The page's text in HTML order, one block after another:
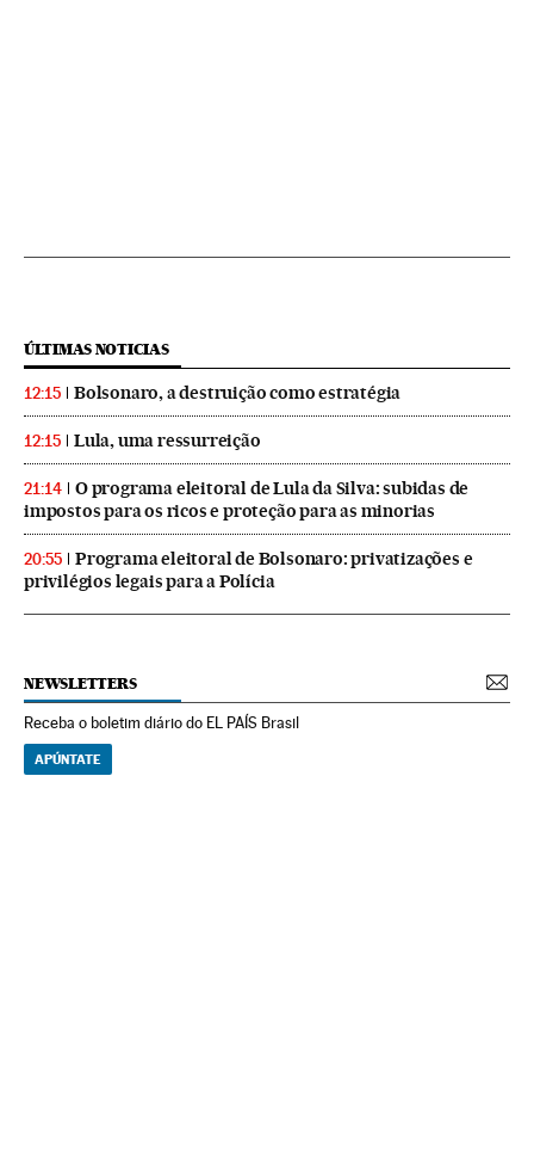
ÚLTIMAS NOTICIAS
12:15 Bolsonaro, a destruição como estratégia
12:15 Lula, uma ressurreição
21:14
O programa eleitoral de Lula da Silva: subidas de
impostos para os ricos e proteção para as minorias
20:55
Programa eleitoral de Bolsonaro: privatizações e
privilégios legais para a Polícia
NEWSLETTERS
Receba o boletim diário do EL PAÍS Brasil
APÚNTATE